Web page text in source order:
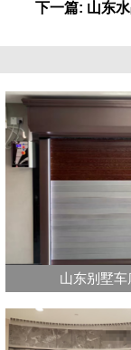
下一篇: 山东
山东别墅